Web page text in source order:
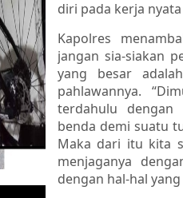
diri pada kerja
Kapolres
jangan sia-siakan
yang besar
pahlawannya.
terdahulu
benda demi suatu
Maka dari itu kita
menjaganya
dengan hal-hal